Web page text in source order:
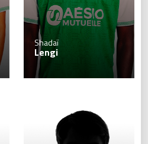
Shadaï
Lengi